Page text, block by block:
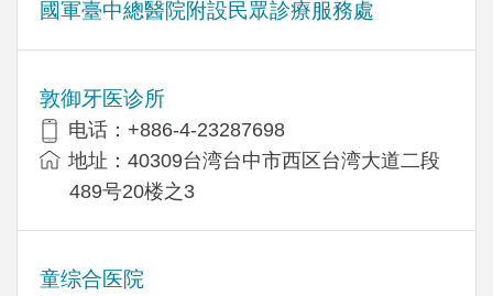
國軍臺中總醫院附設民眾診療服務處
敦御牙医诊所
电话：+886-4-23287698
地址：40309台湾台中市西区台湾大道二段
489号20楼之3
童综合医院